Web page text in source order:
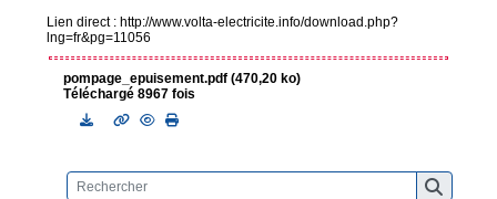
Lien direct : http://www.volta-electricite.info/download.php?
lng=fr&pg=11056
pompage_epuisement.pdf (470,20 ko)
Téléchargé 8967 fois